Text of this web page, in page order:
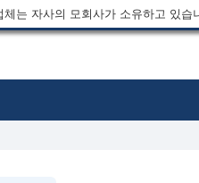
는 자사의 모회사가 소유하고 있습